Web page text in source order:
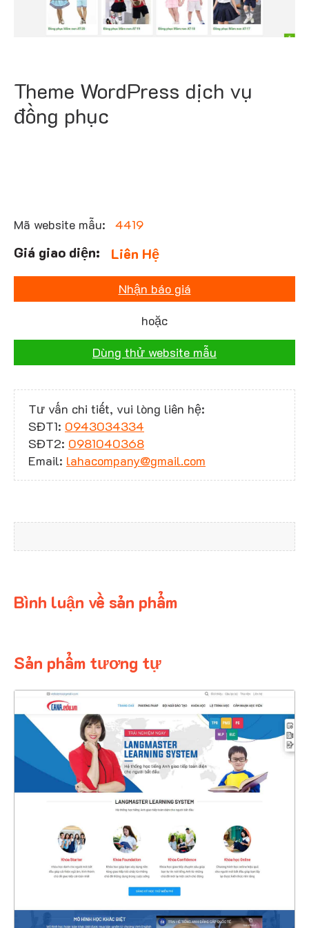
Theme WordPress dịch vụ
đồng phục
Mã website mẫu: 4419
Liên Hệ
Nhận báo giá
hoặc
Dùng thử website mẫu
Tư vấn chi tiết, vui lòng liên hệ:
SĐT1: 0943034334
SĐT2: 0981040368
Email: lahacompany@gmail.com
Bình luận về sản phẩm
Sản phẩm tương tự
CHI TIẾT